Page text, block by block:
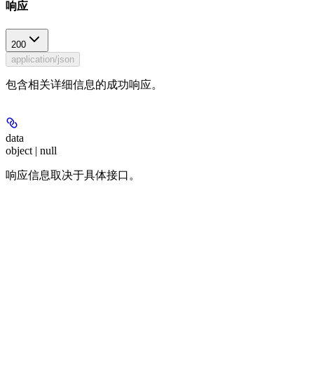
响应
200
application/json
包含相关详细信息的成功响应。
data
object | null
响应信息取决于具体接口。